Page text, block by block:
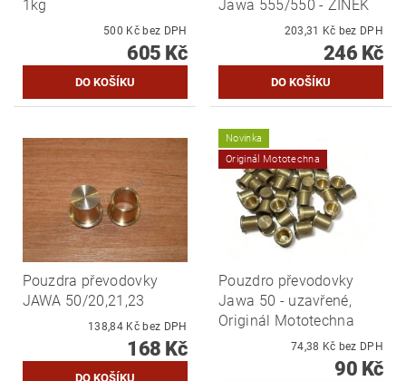
1kg
500 Kč bez DPH
605 Kč
Jawa 555/550 - ZINEK
203,31 Kč bez DPH
246 Kč
Pouzdra převodovky
JAWA 50/20,21,23
138,84 Kč bez DPH
168 Kč
Novinka
Originál Mototechna
Pouzdro převodovky
Jawa 50 - uzavřené,
Originál Mototechna
74,38 Kč bez DPH
90 Kč